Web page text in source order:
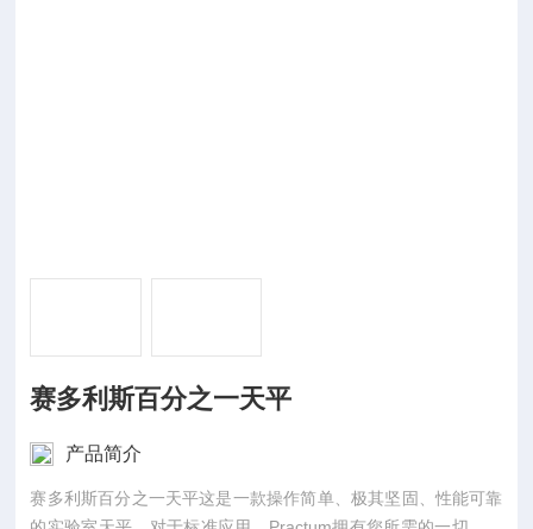
赛多利斯百分之一天平
产品简介
赛多利斯百分之一天平这是一款操作简单、极其坚固、性能可靠